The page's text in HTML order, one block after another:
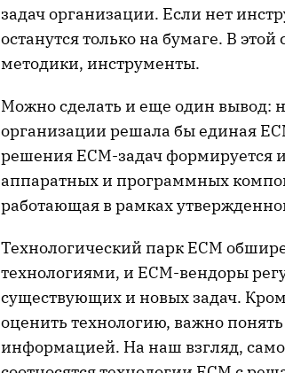
задач организации. Если нет
останутся только на бумаге. В
методики, инструменты.
Можно сделать и еще один вывод:
организации решала бы единая
решения ECM-задач формируется
аппаратных и программных
работающая в рамках
Технологический парк ECM
технологиями, и ECM-вендоры
существующих и новых задач.
оценить технологию, важно
информацией. На наш взгляд,